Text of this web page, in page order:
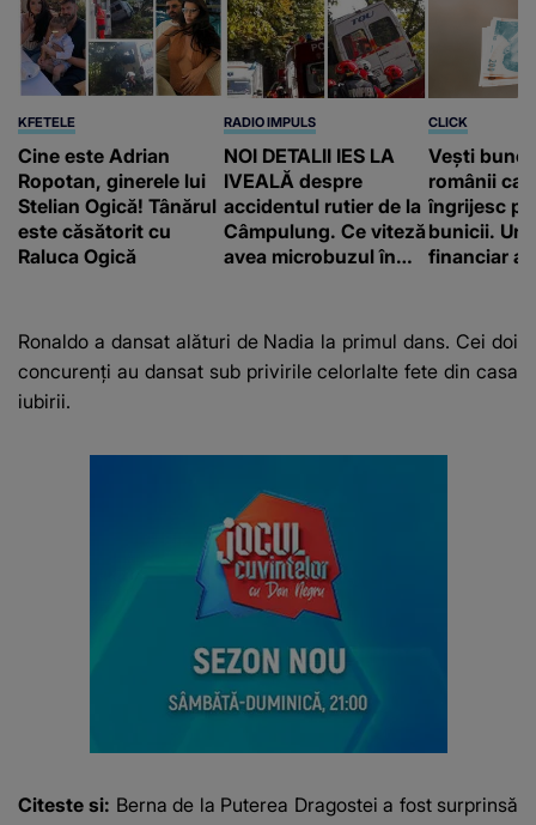
KFETELE
Cine este Adrian
Ropotan, ginerele lui
Stelian Ogică! Tânărul
este căsătorit cu
Raluca Ogică
RADIO IMPULS
NOI DETALII IES LA
IVEALĂ despre
accidentul rutier de la
Câmpulung. Ce viteză
avea microbuzul în
intrarea în curbă: "A
venit în..."
CLICK
Vești bune
românii
îngrijesc
bunicii. Un
financiar a
Ronaldo a dansat alături de Nadia la primul dans. Cei doi
concurenți au dansat sub privirile celorlalte fete din casa
iubirii.
Citeste si: Berna de la Puterea Dragostei a fost surprinsă